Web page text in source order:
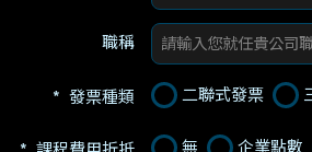
職稱
發票種類 二聯式發票
無 企業點數